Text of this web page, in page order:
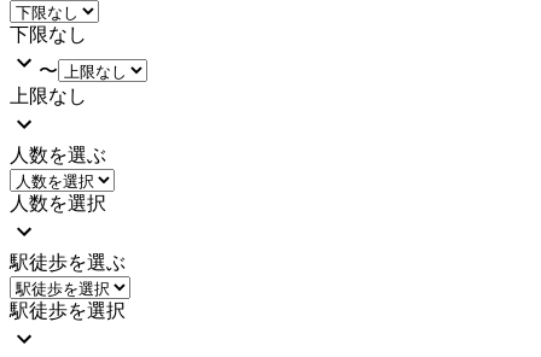
下限なし
〜
上限なし
人数を選ぶ
人数を選択
駅徒歩を選ぶ
駅徒歩を選択